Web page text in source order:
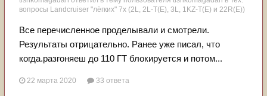
вопросы Landcruiser "лёгких" 7x (2L, 2L-T(Е), 3L, 1KZ-T(E) и 22R(Е))
Все перечисленное проделывали и смотрели.
Результаты отрицательно. Ранее уже писал, что
когда.разгоняеш до 110 ГТ блокируется и потом...
22 марта 2020 33 ответа